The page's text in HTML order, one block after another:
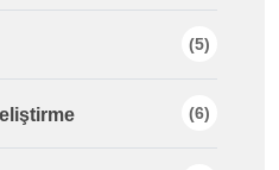
(5)
(6)